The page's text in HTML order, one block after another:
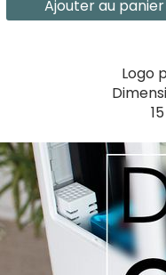
Ajouter au panier
Logo